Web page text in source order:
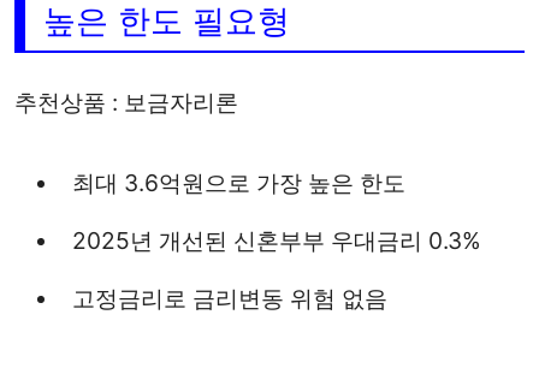
높은 한도 필요형
추천상품 : 보금자리론
최대 3.6억원으로 가장 높은 한도
2025년 개선된 신혼부부 우대금리 0.3%
고정금리로 금리변동 위험 없음